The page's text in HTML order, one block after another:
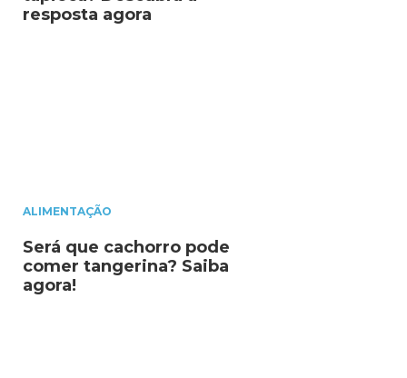
resposta agora
ALIMENTAÇÃO
Será que cachorro pode
comer tangerina? Saiba
agora!